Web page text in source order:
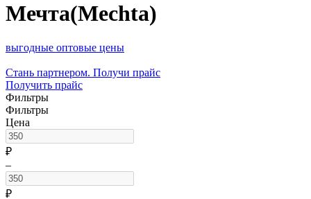
Мечта(Mechta)
выгодные оптовые цены
Стань партнером. Получи прайс
Получить прайс
Фильтры
Фильтры
Цена
₽
–
₽